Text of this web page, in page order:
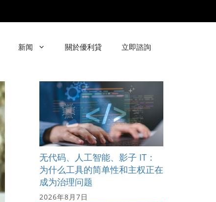
新闻 關於優利貸 立即諮詢
无代码、人工智能、影子 IT：
为什么工具的简单性和主权正在
成为治理问题
2026年8月7日